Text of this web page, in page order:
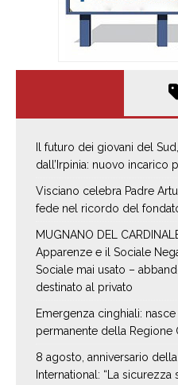
Il futuro dei giovani del
dall’Irpinia: nuovo incarico
Visciano celebra Padre
fede nel ricordo del
MUGNANO DEL
Apparenze e il Sociale
Sociale mai usato –
destinato al privato
Emergenza cinghiali:
permanente della Regione
8 agosto, anniversario
International: “La